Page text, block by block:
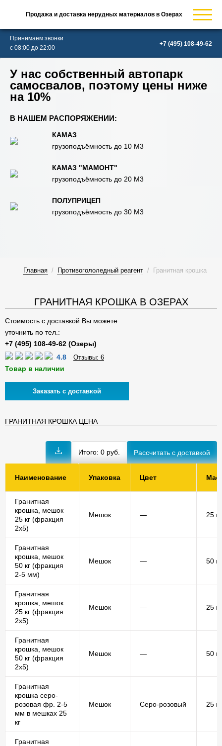
Продажа и доставка нерудных материалов в Озерах
Принимаем звонки
с 08:00 до 22:00
В НАШЕМ РАСПОРЯЖЕНИИ:
КАМАЗ
грузоподъёмность до 10 М3
КАМАЗ "МАМОНТ"
грузоподъёмность до 20 М3
ПОЛУПРИЦЕП
грузоподъёмность до 30 М3
У нас собственный автопарк
самосвалов, поэтому цены ниже
на 10%
Главная / Противогололедный реагент / Гранитная крошка
ГРАНИТНАЯ КРОШКА В ОЗЕРАХ
Стоимость с доставкой Вы можете
уточнить по тел.:
4.8 Отзывы: 6
Товар в наличии
Заказать с доставкой
ГРАНИТНАЯ КРОШКА ЦЕНА
Итого: 0 руб.
Наименование Упаковка Цвет
Гранитная
крошка, мешок
25 кг (фракция
2х5)
Мешок — 25 кг
Гранитная
крошка, мешок
50 кг (фракция
2-5 мм)
Мешок — 50 кг
Гранитная
крошка, мешок
25 кг (фракция
2х5)
Мешок — 25 кг
Гранитная
крошка, мешок
50 кг (фракция
2х5)
Мешок — 50 кг
Гранитная
крошка серо-
розовая фр. 2-5
мм в мешках 25
кг
Мешок Серо-розовый 25 кг
Гранитная